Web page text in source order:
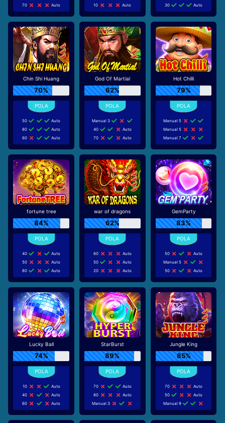
70
Auto
10
Auto
30
Auto
Chin Shi Huang
70%
50
Auto
80
Auto
60
Auto
God Of Martial
62%
Manual 3
40
Auto
70
Auto
Hot Chilli
79%
Manual 5
Manual 5
Manual 7
fortune tree
84%
40
Auto
50
Auto
80
Auto
war of dragons
62%
60
Auto
50
Auto
20
Auto
GemParty
83%
50
Auto
Manual 5
50
Auto
Lucky Ball
74%
10
Auto
40
Auto
60
Auto
StarBurst
89%
70
Auto
80
Auto
Manual 3
Jungle King
85%
70
Auto
50
Auto
Manual 9